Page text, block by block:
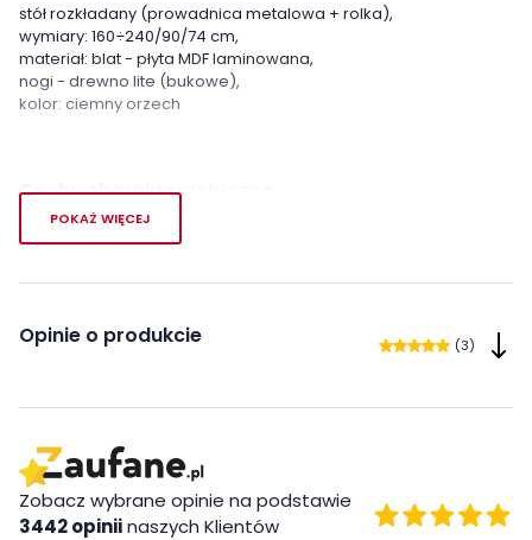
stół rozkładany (prowadnica metalowa + rolka),
wymiary: 160÷240/90/74 cm,
materiał: blat - płyta MDF laminowana,
nogi - drewno lite (bukowe),
kolor: ciemny orzech
Cechy charakterystyczne
Szerokość:
Wysokość: 74 cm
Długość:
Pokój:
Kształt blatu: Prostokątny
POKAŻ WIĘCEJ
Opinie o produkcie (3)
Zobacz wybrane opinie na podstawie
3442 opiniinaszych Klientów